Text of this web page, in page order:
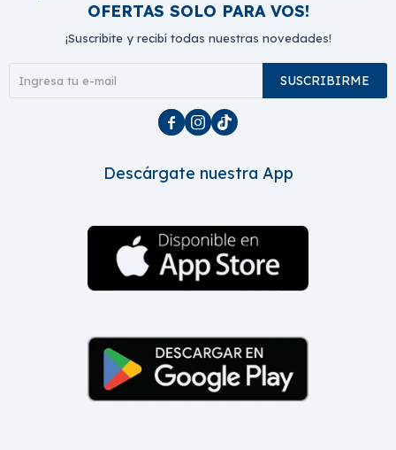
OFERTAS SOLO PARA VOS!
¡Suscribite y recibí todas nuestras novedades!
SUSCRIBIRME
  
Descárgate nuestra App